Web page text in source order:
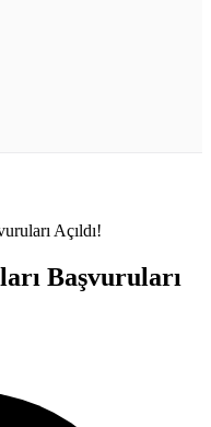
Açıldı!
Başvuruları